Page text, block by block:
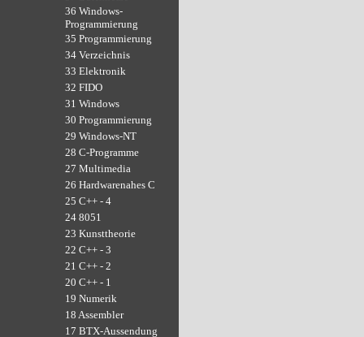
36 Windows-
Programmierung
35 Programmierung
34 Verzeichnis
33 Elektronik
32 FIDO
31 Windows
30 Programmierung
29 Windows-NT
28 C-Programme
27 Multimedia
26 Hardwarenahes C
25 C++ - 4
24 8051
23 Kunsttheorie
22 C++ - 3
21 C++ - 2
20 C++ - 1
19 Numerik
18 Assembler
17 BTX-Aussendung